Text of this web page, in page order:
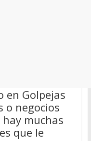
en Golpejas
o negocios
muchas
que le